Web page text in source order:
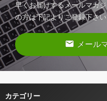
早くお届けするメールマガ
の方は下記よりご登録下さい
email メール
カテゴリー